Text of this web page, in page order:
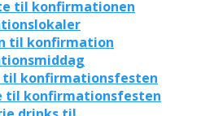
til konfirmationen
til konfirmation
til konfirmationsfesten
til konfirmationsfesten